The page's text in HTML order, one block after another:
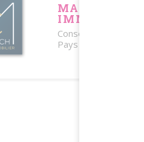
MANACH
IMMOBILIER
Conseil Immobilier
Pays de Loire